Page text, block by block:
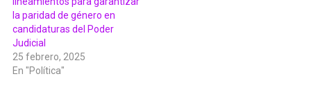
la paridad de género en
candidaturas del Poder
Judicial
25 febrero, 2025
En "Política"